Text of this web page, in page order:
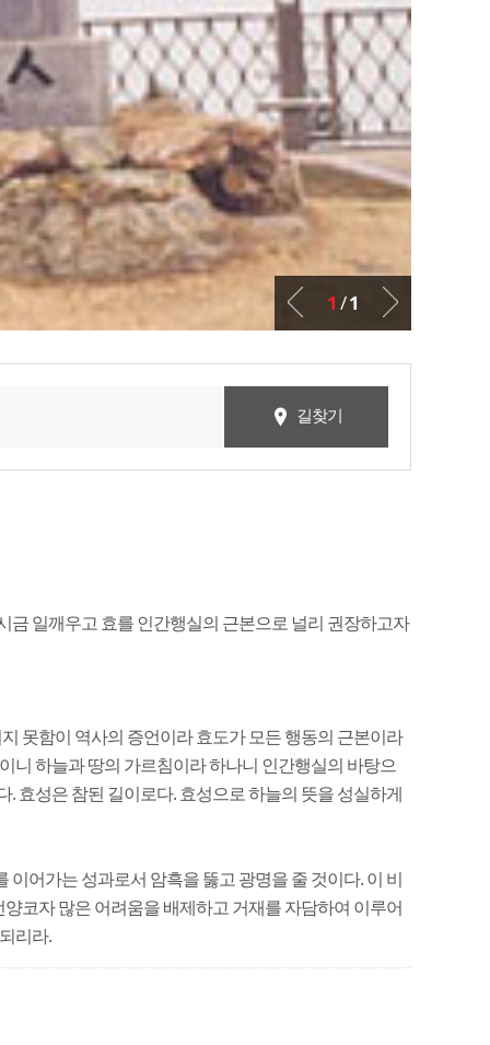
1 /1
길찾기
일깨우고 효를 인간행실의 근본으로 널리 권장하고자
못함이 역사의 증언이라 효도가 모든 행동의 근본이라
니 하늘과 땅의 가르침이라 하나니 인간행실의 바탕으
효성은 참된 길이로다. 효성으로 하늘의 뜻을 성실하게
어가는 성과로서 암흑을 뚫고 광명을 줄 것이다. 이 비
코자 많은 어려움을 배제하고 거재를 자담하여 이루어
리라.